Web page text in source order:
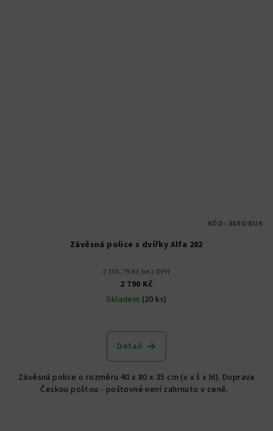
Závěsná police s dvířky Alfa 202
2 305,79 Kč bez DPH
2 790 Kč
Skladem (20 ks)
Detail
Závěsná police o rozměru 40 x 80 x 35 cm (v x š x hl). Doprava
Českou poštou - poštovné není zahrnuto v ceně.
KÓD: 8880/BUK